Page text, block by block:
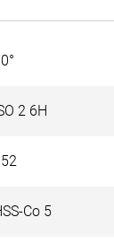
2 6H
Co 5